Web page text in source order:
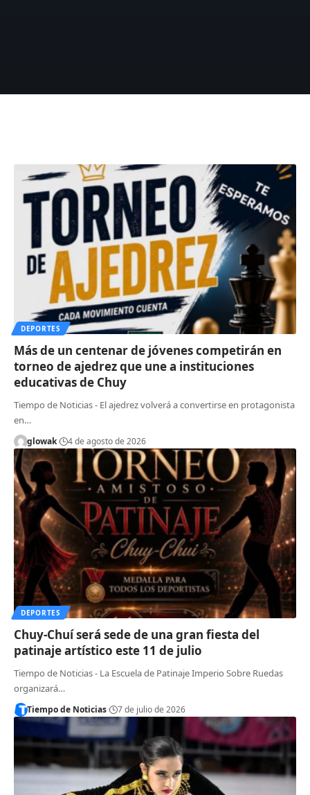
DEPORTES
Más de un centenar de jóvenes competirán en
torneo de ajedrez que une a instituciones
educativas de Chuy
Tiempo de Noticias - El ajedrez volverá a convertirse en protagonista
en…
glowak 4 de agosto de 2026
DEPORTES
Chuy-Chuí será sede de una gran fiesta del
patinaje artístico este 11 de julio
Tiempo de Noticias - La Escuela de Patinaje Imperio Sobre Ruedas
organizará…
Tiempo de Noticias 7 de julio de 2026